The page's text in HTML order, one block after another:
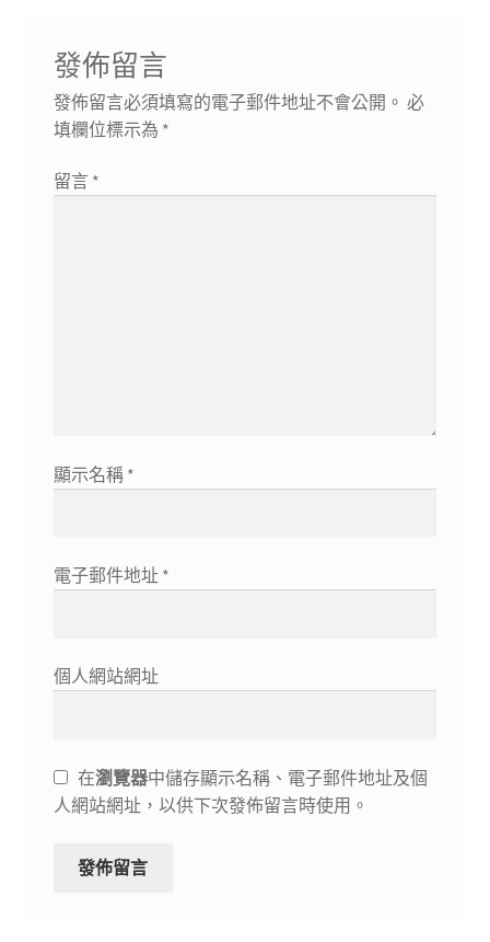
發佈留言
發佈留言必須填寫的電子郵件地址不會公開。 必
填欄位標示為 *
留言 *
顯示名稱 *
電子郵件地址 *
個人網站網址
在瀏覽器中儲存顯示名稱、電子郵件地址及個
人網站網址，以供下次發佈留言時使用。